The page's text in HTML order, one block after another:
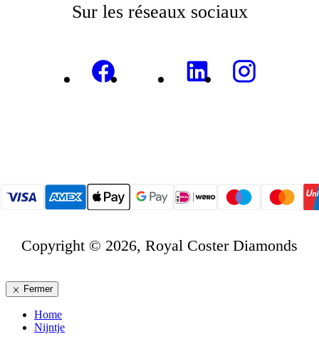
Sur les réseaux sociaux
Copyright © 2026, Royal Coster Diamonds
Fermer
Home
Nijntje